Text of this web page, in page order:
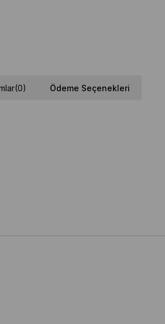
(0) Ödeme Seçenekleri